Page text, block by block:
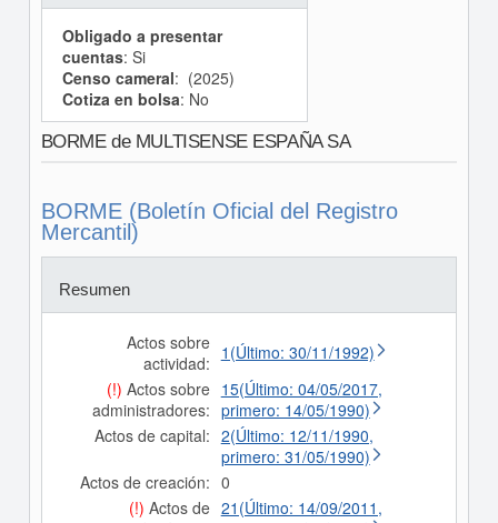
Obligado a presentar
cuentas: Si
Censo cameral: (2025)
Cotiza en bolsa: No
BORME de MULTISENSE ESPAÑA SA
BORME (Boletín Oficial del Registro
Mercantil)
Resumen
Actos sobre
actividad: 1(Último: 30/11/1992)
(!) Actos sobre
administradores:
15(Último: 04/05/2017,
primero: 14/05/1990)
Actos de capital: 2(Último: 12/11/1990,
primero: 31/05/1990)
Actos de creación: 0
(!) Actos de 21(Último: 14/09/2011,